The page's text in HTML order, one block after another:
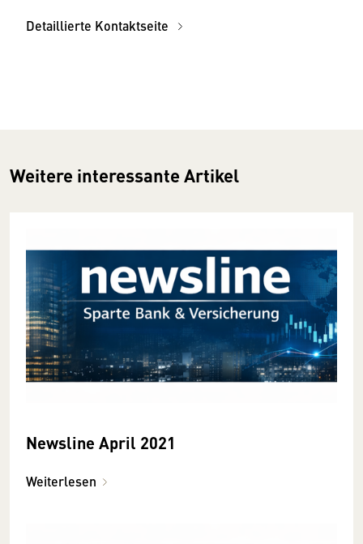
Detaillierte Kontaktseite
Weitere interessante Artikel
Newsline April 2021
Weiterlesen